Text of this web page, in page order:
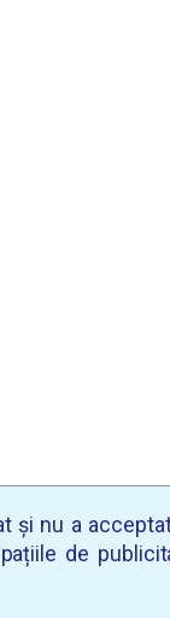
și nu a
de